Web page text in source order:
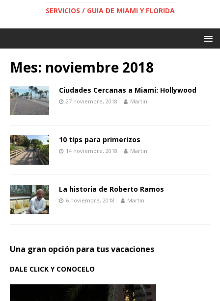
SERVICIOS / GUIA DE MIAMI Y FLORIDA
Mes: noviembre 2018
Ciudades Cercanas a Miami: Hollywood
27 noviembre, 2018 Martin
10 tips para primerizos
14 noviembre, 2018 Martin
La historia de Roberto Ramos
6 noviembre, 2018 Martin
Una gran opción para tus vacaciones
DALE CLICK Y CONOCELO